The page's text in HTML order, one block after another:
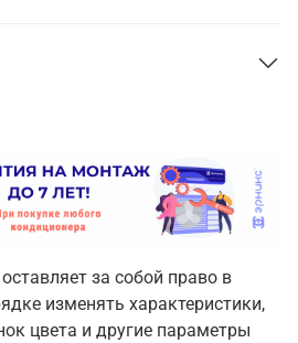
за собой право в
изменять характеристики,
цвета и другие параметры